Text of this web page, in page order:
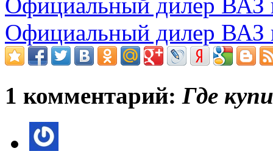
Официальный дилер ВАЗ
1 комментарий: Где